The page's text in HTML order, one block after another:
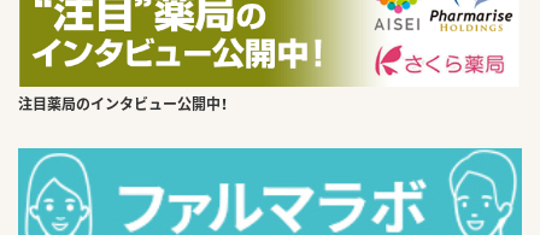
注目薬局のインタビュー公開中！